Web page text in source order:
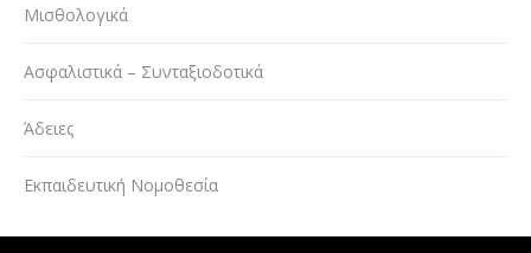
Μισθολογικά
Ασφαλιστικά – Συνταξιοδοτικά
Άδειες
Εκπαιδευτική Νομοθεσία